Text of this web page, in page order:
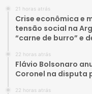
21 horas atrás
Crise econômica e
tensão social na
“carne de burro” e
22 horas atrás
Flávio Bolsonaro
Coronel na disputa
22 horas atrás